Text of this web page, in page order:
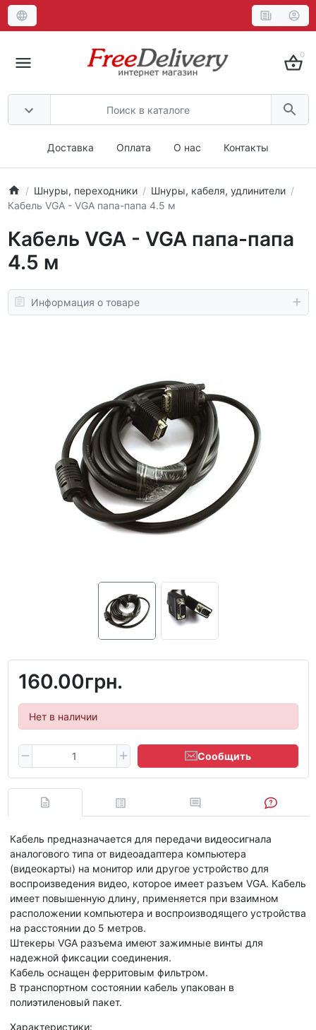
0
Доставка Оплата О нас Контакты
Шнуры, переходники
Шнуры, кабеля, удлинители
Кабель VGA - VGA папа-папа 4.5 м
Кабель VGA - VGA папа-папа
4.5 м
Информация о товаре
160.00грн.
Нет в наличии
Сообщить
Кабель предназначается для передачи видеосигнала
аналогового типа от видеоадаптера компьютера
(видеокарты) на монитор или другое устройство для
воспроизведения видео, которое имеет разъем VGA. Кабель
имеет повышенную длину, применяется при взаимном
расположении компьютера и воспроизводящего устройства
на расстоянии до 5 метров.
Штекеры VGA разъема имеют зажимные винты для
надежной фиксации соединения.
Кабель оснащен ферритовым фильтром.
В транспортном состоянии кабель упакован в
полиэтиленовый пакет.
Характеристики: